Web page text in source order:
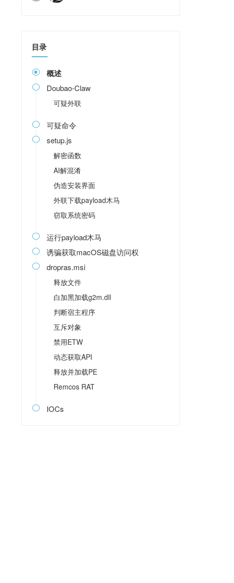
目录
 概述
 Doubao-Claw
可疑外联
 可疑命令
 setup.js
解密函数
AI解混淆
伪造安装界面
外联下载payload木马
窃取系统密码
 运行payload木马
 诱骗获取macOS磁盘访问权
 dropras.msi
释放文件
白加黑加载g2m.dll
判断宿主程序
互斥对象
禁用ETW
动态获取API
释放并加载PE
Remcos RAT
 IOCs